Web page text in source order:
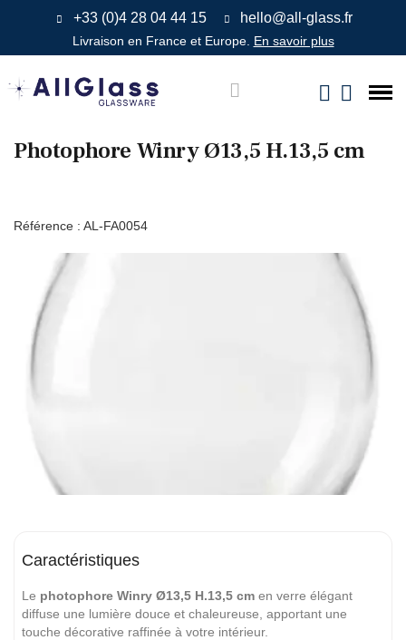
+33 (0)4 28 04 44 15 hello@all-glass.fr
Livraison en France et Europe. En savoir plus
Photophore Winry Ø13,5 H.13,5 cm
Référence : AL-FA0054
Caractéristiques
Le photophore Winry Ø13,5 H.13,5 cm en verre élégant
diffuse une lumière douce et chaleureuse, apportant une
touche décorative raffinée à votre intérieur.